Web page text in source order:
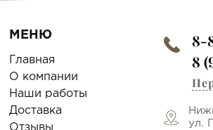
МЕНЮ
Главная
О компании
Наши работы
Доставка
Отзывы
8-
8
ул.